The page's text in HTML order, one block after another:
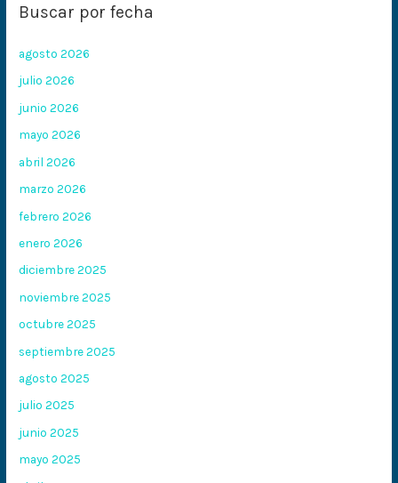
Buscar por fecha
agosto 2026
julio 2026
junio 2026
mayo 2026
abril 2026
marzo 2026
febrero 2026
enero 2026
diciembre 2025
noviembre 2025
octubre 2025
septiembre 2025
agosto 2025
julio 2025
junio 2025
mayo 2025